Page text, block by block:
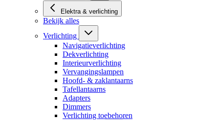
Elektra & verlichting
Bekijk alles
Verlichting
Navigatieverlichting
Dekverlichting
Interieurverlichting
Vervangingslampen
Hoofd- & zaklantaarns
Tafellantaarns
Adapters
Dimmers
Verlichting toebehoren